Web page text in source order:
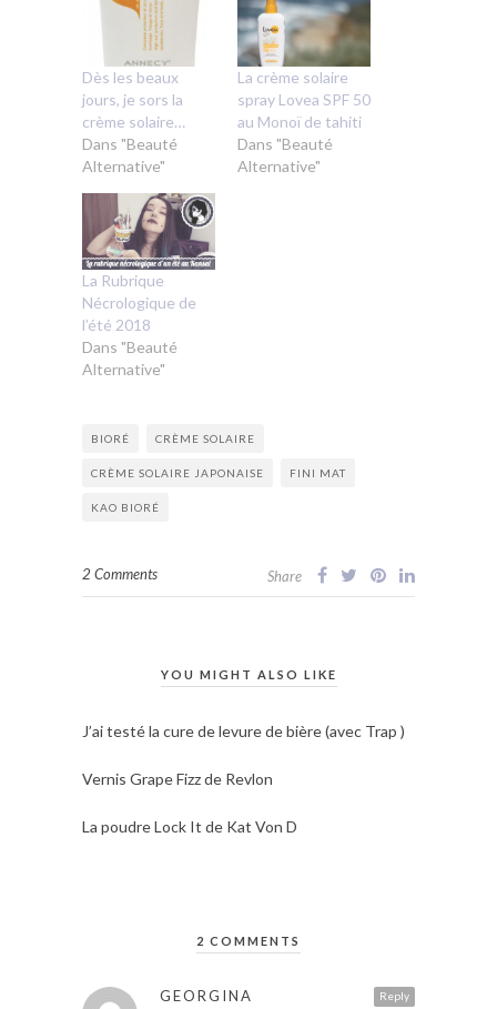
Dès les beaux
jours, je sors la
crème solaire…
Dans "Beauté
Alternative"
La crème solaire
spray Lovea SPF 50
au Monoï de tahiti
Dans "Beauté
Alternative"
La Rubrique
Nécrologique de
l’été 2018
Dans "Beauté
Alternative"
BIORÉ CRÈME SOLAIRE
CRÈME SOLAIRE JAPONAISE FINI MAT
KAO BIORÉ
2 Comments Share
YOU MIGHT ALSO LIKE
J’ai testé la cure de levure de bière (avec Trap )
Vernis Grape Fizz de Revlon
La poudre Lock It de Kat Von D
2 COMMENTS
Reply
GEORGINA